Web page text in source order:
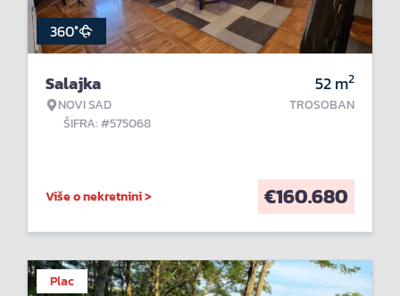
360°
Salajka
NOVI SAD
ŠIFRA: #575068
52m2
TROSOBAN
Više o nekretnini > €160.680
Plac